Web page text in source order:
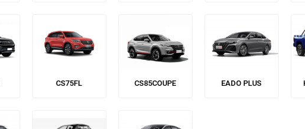
CS75FL CS85COUPE EADO PLUS